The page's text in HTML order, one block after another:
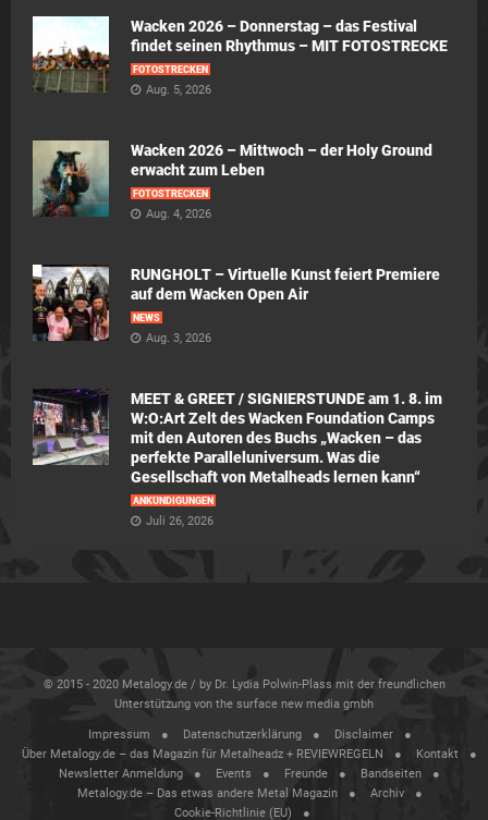
Wacken 2026 – Donnerstag – das Festival
findet seinen Rhythmus – MIT FOTOSTRECKE
FOTOSTRECKEN
Aug. 5, 2026
Wacken 2026 – Mittwoch – der Holy Ground
erwacht zum Leben
FOTOSTRECKEN
Aug. 4, 2026
RUNGHOLT – Virtuelle Kunst feiert Premiere
auf dem Wacken Open Air
NEWS
Aug. 3, 2026
MEET & GREET / SIGNIERSTUNDE am 1. 8. im
W:O:Art Zelt des Wacken Foundation Camps
mit den Autoren des Buchs „Wacken – das
perfekte Paralleluniversum. Was die
Gesellschaft von Metalheads lernen kann“
ANKÜNDIGUNGEN
Juli 26, 2026
© 2015 - 2020 Metalogy.de / by Dr. Lydia Polwin-Plass mit der freundlichen
Unterstützung von the surface new media gmbh
Impressum Datenschutzerklärung
Disclaimer
Über Metalogy.de – das Magazin für Metalheadz + REVIEWREGELN
Kontakt
Newsletter Anmeldung
Events Freunde
Bandseiten
Metalogy.de – Das etwas andere Metal Magazin
Archiv
Cookie-Richtlinie (EU)